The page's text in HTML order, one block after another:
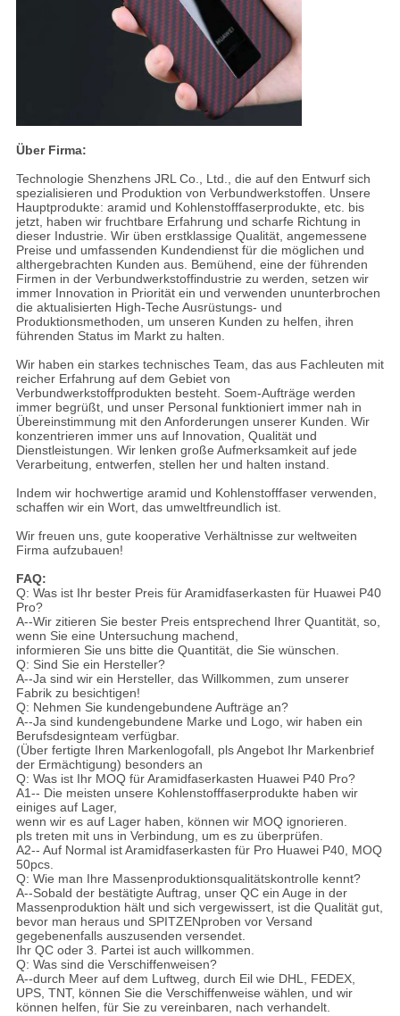
Über Firma:
Technologie Shenzhens JRL Co., Ltd., die auf den Entwurf sich
spezialisieren und Produktion von Verbundwerkstoffen. Unsere
Hauptprodukte: aramid und Kohlenstofffaserprodukte, etc. bis
jetzt, haben wir fruchtbare Erfahrung und scharfe Richtung in
dieser Industrie. Wir üben erstklassige Qualität, angemessene
Preise und umfassenden Kundendienst für die möglichen und
althergebrachten Kunden aus. Bemühend, eine der führenden
Firmen in der Verbundwerkstoffindustrie zu werden, setzen wir
immer Innovation in Priorität ein und verwenden ununterbrochen
die aktualisierten High-Teche Ausrüstungs- und
Produktionsmethoden, um unseren Kunden zu helfen, ihren
führenden Status im Markt zu halten.
Wir haben ein starkes technisches Team, das aus Fachleuten mit
reicher Erfahrung auf dem Gebiet von
Verbundwerkstoffprodukten besteht. Soem-Aufträge werden
immer begrüßt, und unser Personal funktioniert immer nah in
Übereinstimmung mit den Anforderungen unserer Kunden. Wir
konzentrieren immer uns auf Innovation, Qualität und
Dienstleistungen. Wir lenken große Aufmerksamkeit auf jede
Verarbeitung, entwerfen, stellen her und halten instand.
Indem wir hochwertige aramid und Kohlenstofffaser verwenden,
schaffen wir ein Wort, das umweltfreundlich ist.
Wir freuen uns, gute kooperative Verhältnisse zur weltweiten
Firma aufzubauen!
FAQ:
Q: Was ist Ihr bester Preis für Aramidfaserkasten für Huawei P40
Pro?
A--Wir zitieren Sie bester Preis entsprechend Ihrer Quantität, so,
wenn Sie eine Untersuchung machend,
informieren Sie uns bitte die Quantität, die Sie wünschen.
Q: Sind Sie ein Hersteller?
A--Ja sind wir ein Hersteller, das Willkommen, zum unserer
Fabrik zu besichtigen!
Q: Nehmen Sie kundengebundene Aufträge an?
A--Ja sind kundengebundene Marke und Logo, wir haben ein
Berufsdesignteam verfügbar.
(Über fertigte Ihren Markenlogofall, pls Angebot Ihr Markenbrief
der Ermächtigung) besonders an
Q: Was ist Ihr MOQ für Aramidfaserkasten Huawei P40 Pro?
A1-- Die meisten unsere Kohlenstofffaserprodukte haben wir
einiges auf Lager,
wenn wir es auf Lager haben, können wir MOQ ignorieren.
pls treten mit uns in Verbindung, um es zu überprüfen.
A2-- Auf Normal ist Aramidfaserkasten für Pro Huawei P40, MOQ
50pcs.
Q: Wie man Ihre Massenproduktionsqualitätskontrolle kennt?
A--Sobald der bestätigte Auftrag, unser QC ein Auge in der
Massenproduktion hält und sich vergewissert, ist die Qualität gut,
bevor man heraus und SPITZENproben vor Versand
gegebenenfalls auszusenden versendet.
Ihr QC oder 3. Partei ist auch willkommen.
Q: Was sind die Verschiffenweisen?
A--durch Meer auf dem Luftweg, durch Eil wie DHL, FEDEX,
UPS, TNT, können Sie die Verschiffenweise wählen, und wir
können helfen, für Sie zu vereinbaren, nach verhandelt.